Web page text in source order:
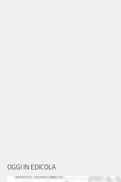
OGGI IN EDICOLA